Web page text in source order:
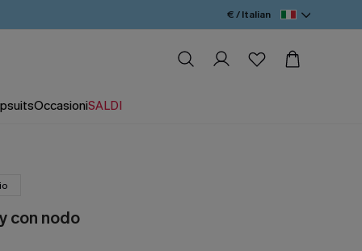
€ / Italian
OccasioniSALDI
con nodo